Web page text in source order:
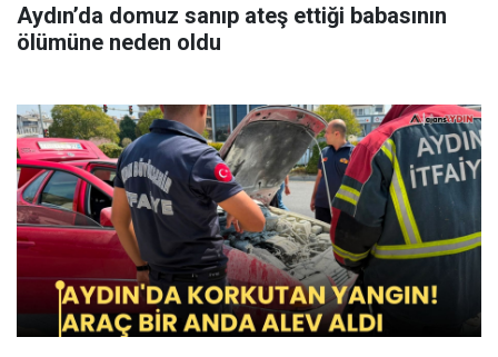
Aydın’da domuz sanıp ateş ettiği babasının
ölümüne neden oldu